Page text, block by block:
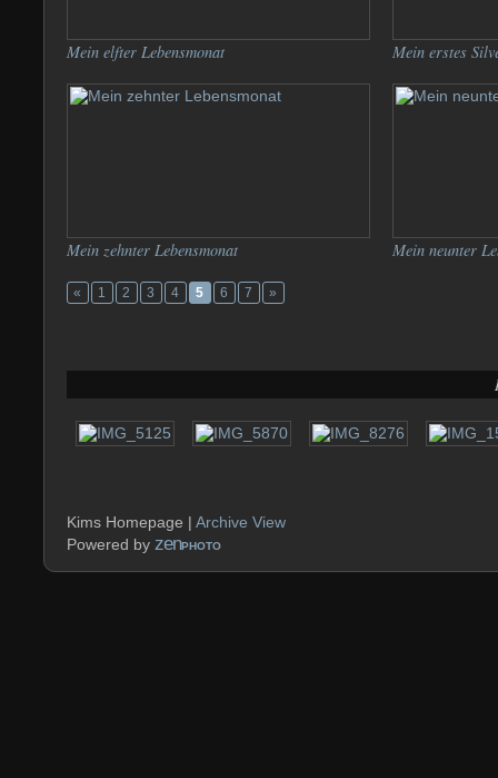
Mein elfter Lebensmonat Mein erstes
Mein zehnter Lebensmonat Mein neunter
« 1 2 3 4 5 6 7 »
Kims Homepage | Archive View
Powered by zenPHOTO